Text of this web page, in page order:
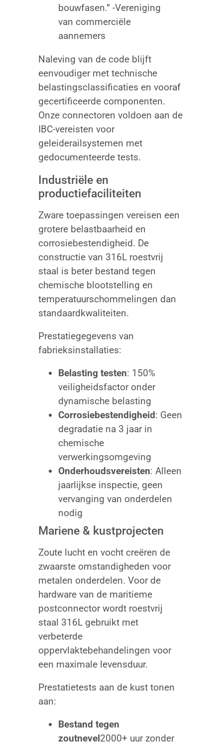
bouwfasen.” -Vereniging
van commerciële
aannemers
Naleving van de code blijft
eenvoudiger met technische
belastingsclassificaties en vooraf
gecertificeerde componenten.
Onze connectoren voldoen aan de
IBC-vereisten voor
geleiderailsystemen met
gedocumenteerde tests.
Industriële en
productiefaciliteiten
Zware toepassingen vereisen een
grotere belastbaarheid en
corrosiebestendigheid. De
constructie van 316L roestvrij
staal is beter bestand tegen
chemische blootstelling en
temperatuurschommelingen dan
standaardkwaliteiten.
Prestatiegegevens van
fabrieksinstallaties:
Belasting testen: 150%
veiligheidsfactor onder
dynamische belasting
Corrosiebestendigheid: Geen
degradatie na 3 jaar in
chemische
verwerkingsomgeving
Onderhoudsvereisten: Alleen
jaarlijkse inspectie, geen
vervanging van onderdelen
nodig
Mariene & kustprojecten
Zoute lucht en vocht creëren de
zwaarste omstandigheden voor
metalen onderdelen. Voor de
hardware van de maritieme
postconnector wordt roestvrij
staal 316L gebruikt met
verbeterde
oppervlaktebehandelingen voor
een maximale levensduur.
Prestatietests aan de kust tonen
aan:
Bestand tegen
zoutnevel2000+ uur zonder